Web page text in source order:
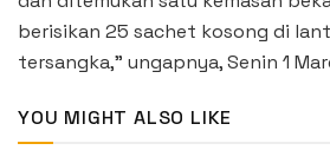
berisikan 25 sachet kosong di
tersangka,” ungapnya, Senin 1
YOU MIGHT ALSO LIKE